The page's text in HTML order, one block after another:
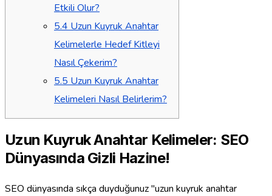
Etkili Olur?
5.4 Uzun Kuyruk Anahtar
Kelimelerle Hedef Kitleyi
Nasıl Çekerim?
5.5 Uzun Kuyruk Anahtar
Kelimeleri Nasıl Belirlerim?
Uzun Kuyruk Anahtar Kelimeler: SEO
Dünyasında Gizli Hazine!
SEO dünyasında sıkça duyduğunuz "uzun kuyruk anahtar